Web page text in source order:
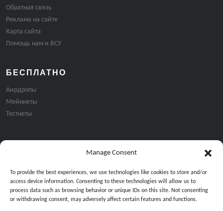
Manage Consent
To provide the best experiences, we use technologies like cookies to store and/or
access device information. Consenting to these technologies will allow us to
process data such as browsing behavior or unique IDs on this site. Not consenting
or withdrawing consent, may adversely affect certain features and functions.
Обратная связь
Реклама на сайте
Карта сайта
Помощь нам и ВСУ
БЕСПЛАТНО
Аирдропы
Мейннеты
Тестнеты
Подписка на email рассылку: